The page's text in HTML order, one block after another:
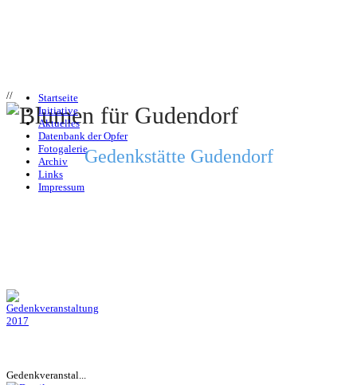
//
Startseite
Initiative
Aktuelles
Datenbank der Opfer
Fotogalerie
Archiv
Links
Impressum
Gedenkstätte Gudendorf
Gedenkveranstal...